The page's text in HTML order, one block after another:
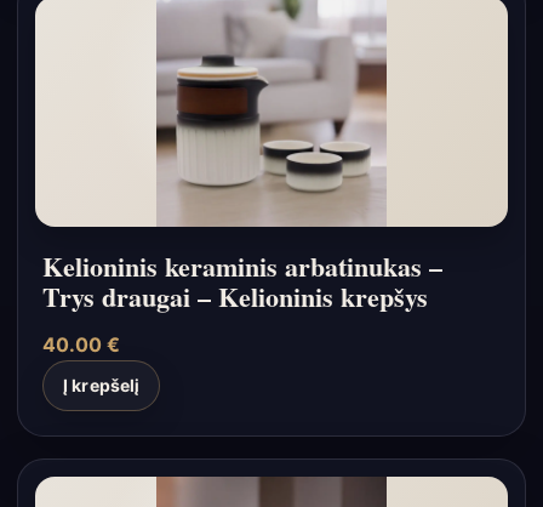
Kelioninis keraminis arbatinukas –
Trys draugai – Kelioninis krepšys
40.00 €
Į krepšelį